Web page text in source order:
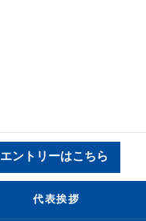
エントリーはこちら
代表挨拶